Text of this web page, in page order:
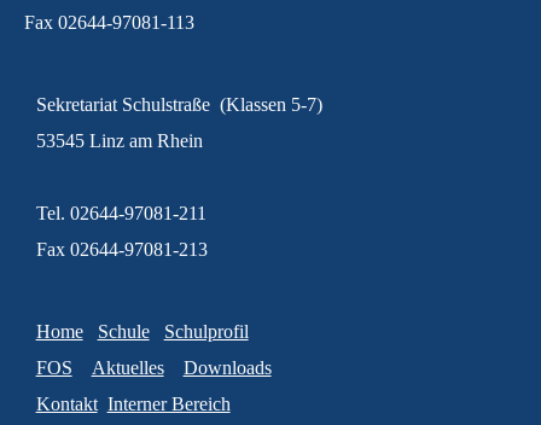
Fax 02644-97081-113
Sekretariat Schulstraße (Klassen 5-7)
53545 Linz am Rhein
Tel. 02644-97081-211
Fax 02644-97081-213
Home Schule
Schulprofil
FOS
Aktuelles
Downloads
Kontakt Interner Bereich